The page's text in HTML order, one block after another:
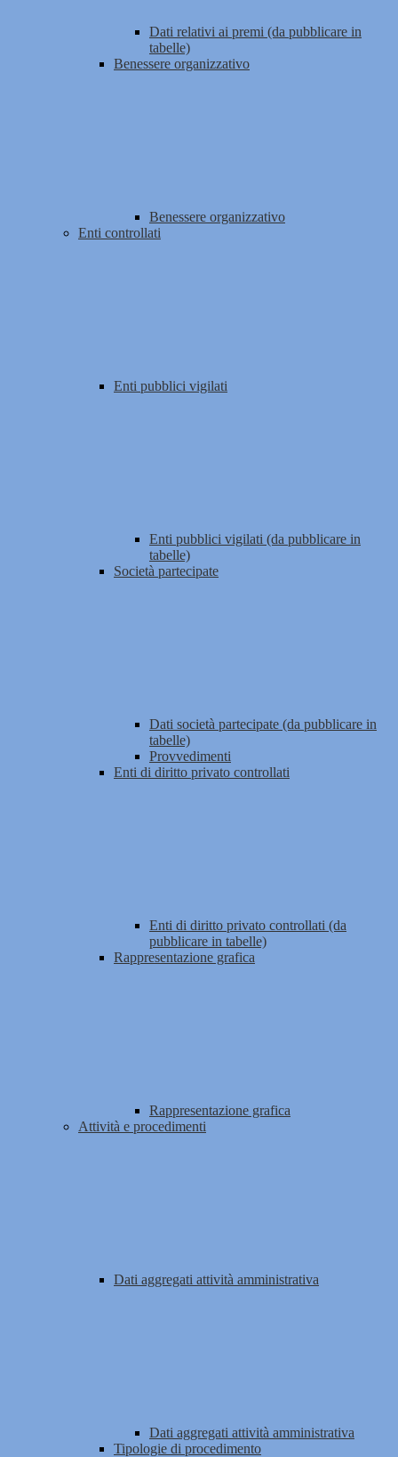
Dati relativi ai premi (da pubblicare in
tabelle)
Benessere organizzativo
Benessere organizzativo
Enti controllati
Enti pubblici vigilati
Enti pubblici vigilati (da pubblicare in
tabelle)
Società partecipate
Dati società partecipate (da pubblicare in
tabelle)
Provvedimenti
Enti di diritto privato controllati
Enti di diritto privato controllati (da
pubblicare in tabelle)
Rappresentazione grafica
Rappresentazione grafica
Attività e procedimenti
Dati aggregati attività amministrativa
Dati aggregati attività amministrativa
Tipologie di procedimento